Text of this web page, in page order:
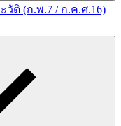
วัติ (ก.พ.7 / ก.ค.ศ.16)